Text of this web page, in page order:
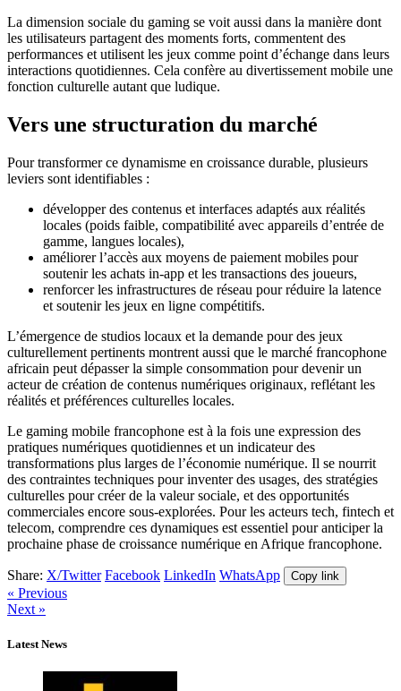
La dimension sociale du gaming se voit aussi dans la manière dont
les utilisateurs partagent des moments forts, commentent des
performances et utilisent les jeux comme point d’échange dans leurs
interactions quotidiennes. Cela confère au divertissement mobile une
fonction culturelle autant que ludique.
Vers une structuration du marché
Pour transformer ce dynamisme en croissance durable, plusieurs
leviers sont identifiables :
développer des contenus et interfaces adaptés aux réalités
locales (poids faible, compatibilité avec appareils d’entrée de
gamme, langues locales),
améliorer l’accès aux moyens de paiement mobiles pour
soutenir les achats in‑app et les transactions des joueurs,
renforcer les infrastructures de réseau pour réduire la latence
et soutenir les jeux en ligne compétitifs.
L’émergence de studios locaux et la demande pour des jeux
culturellement pertinents montrent aussi que le marché francophone
africain peut dépasser la simple consommation pour devenir un
acteur de création de contenus numériques originaux, reflétant les
réalités et préférences culturelles locales.
Le gaming mobile francophone est à la fois une expression des
pratiques numériques quotidiennes et un indicateur des
transformations plus larges de l’économie numérique. Il se nourrit
des contraintes techniques pour inventer des usages, des stratégies
culturelles pour créer de la valeur sociale, et des opportunités
commerciales encore sous‑explorées. Pour les acteurs tech, fintech et
telecom, comprendre ces dynamiques est essentiel pour anticiper la
prochaine phase de croissance numérique en Afrique francophone.
Share: X/Twitter Facebook LinkedIn WhatsApp Copy link
« Previous
Next »
Latest News